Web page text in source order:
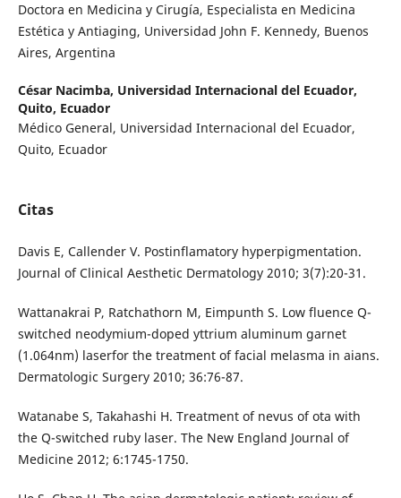
Doctora en Medicina y Cirugía, Especialista en Medicina
Estética y Antiaging, Universidad John F. Kennedy, Buenos
Aires, Argentina
César Nacimba, Universidad Internacional del Ecuador,
Quito, Ecuador
Médico General, Universidad Internacional del Ecuador,
Quito, Ecuador
Citas
Davis E, Callender V. Postinflamatory hyperpigmentation.
Journal of Clinical Aesthetic Dermatology 2010; 3(7):20-31.
Wattanakrai P, Ratchathorn M, Eimpunth S. Low fluence Q-
switched neodymium-doped yttrium aluminum garnet
(1.064nm) laserfor the treatment of facial melasma in aians.
Dermatologic Surgery 2010; 36:76-87.
Watanabe S, Takahashi H. Treatment of nevus of ota with
the Q-switched ruby laser. The New England Journal of
Medicine 2012; 6:1745-1750.